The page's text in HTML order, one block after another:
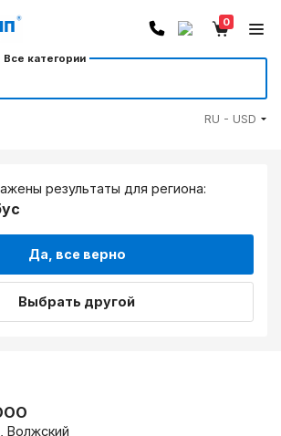
Все категории
0
RU - USD
результаты для региона:
Да, все верно
Выбрать другой
Волжский